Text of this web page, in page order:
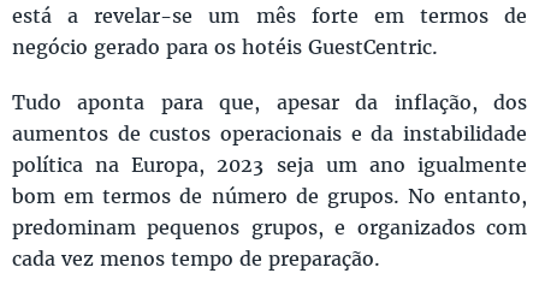
está a revelar-se um mês forte em termos de
negócio gerado para os hotéis GuestCentric.
Tudo aponta para que, apesar da inflação, dos
aumentos de custos operacionais e da instabilidade
política na Europa, 2023 seja um ano igualmente
bom em termos de número de grupos. No entanto,
predominam pequenos grupos, e organizados com
cada vez menos tempo de preparação.